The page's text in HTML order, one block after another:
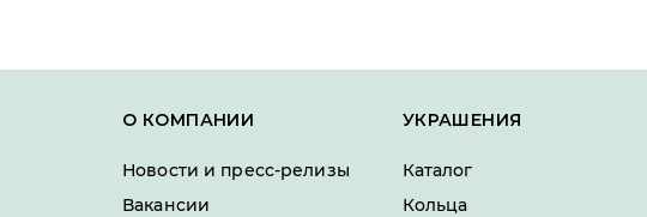
О КОМПАНИИ
Новости и пресс-релизы
Вакансии
УКРАШЕНИЯ
Каталог
Кольца